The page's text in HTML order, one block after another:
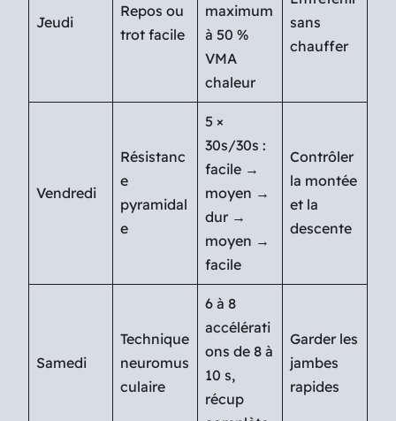
Jeudi
Repos ou
trot facile
maximum
à 50 %
VMA
chaleur
sans
chauffer
Vendredi
Résistanc
e
pyramidal
e
5 ×
30s/30s :
facile →
moyen →
dur →
moyen →
facile
Contrôler
la montée
et la
descente
Samedi
Technique
neuromus
culaire
6 à 8
accélérati
ons de 8 à
10 s,
récup
Garder les
jambes
rapides